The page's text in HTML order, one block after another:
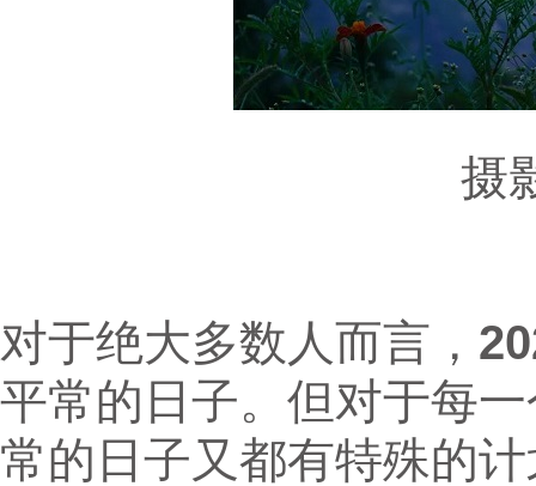
摄
对于绝大多数人而言，
平常的日子。但对于每
常的日子又都有特殊的